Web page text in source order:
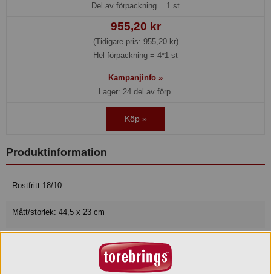
Del av förpackning = 1 st
955,20 kr
(Tidigare pris: 955,20 kr)
Hel förpackning = 4*1 st
Kampanjinfo »
Lager: 24 del av förp.
Köp »
Produktinformation
Rostfritt 18/10
Mått/storlek: 44,5 x 23 cm